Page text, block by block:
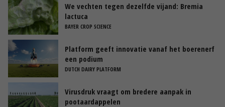
We vechten tegen dezelfde vijand: Bremia
lactuca
BAYER CROP SCIENCE
Platform geeft innovatie vanaf het boerenerf
een podium
DUTCH DAIRY PLATFORM
Virusdruk vraagt om bredere aanpak in
pootaardappelen